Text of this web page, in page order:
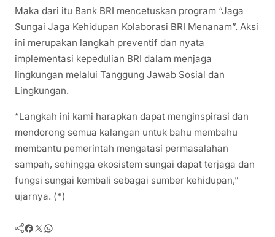
Maka dari itu Bank BRI mencetuskan program “Jaga
Sungai Jaga Kehidupan Kolaborasi BRI Menanam”. Aksi
ini merupakan langkah preventif dan nyata
implementasi kepedulian BRI dalam menjaga
lingkungan melalui Tanggung Jawab Sosial dan
Lingkungan.
“Langkah ini kami harapkan dapat menginspirasi dan
mendorong semua kalangan untuk bahu membahu
membantu pemerintah mengatasi permasalahan
sampah, sehingga ekosistem sungai dapat terjaga dan
fungsi sungai kembali sebagai sumber kehidupan,”
ujarnya. (*)
Facebook Twitter WhatsApp